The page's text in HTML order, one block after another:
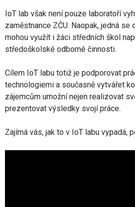
IoT lab však není pouze laboratoří
zaměstnance ZČU. Naopak, jedná
mohou využít i žáci středních škol
středoškolské odborné činnosti.
Cílem IoT labu totiž je podporovat
technologiemi a současně vytvářet
zájemcům umožní nejen realizovat
prezentovat výsledky svojí práce.
Zajímá vás, jak to v IoT labu vypadá,